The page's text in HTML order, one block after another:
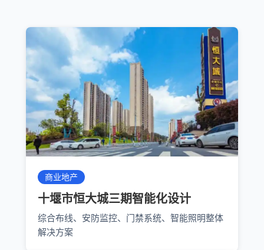
商业地产
十堰市恒大城三期智能化设计
综合布线、安防监控、门禁系统、智能照明整体
解决方案